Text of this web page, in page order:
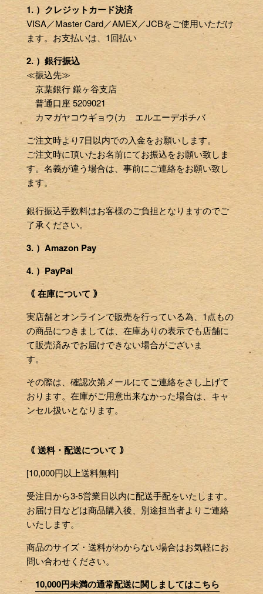
1. ）クレジットカード決済
VISA／Master Card／AMEX／JCBをご使用いただけ
ます。お支払いは、1回払い
2. ）銀行振込
≪振込先≫
京葉銀行 鎌ヶ谷支店
普通口座 5209021
カマガヤコウギョウ(カ エルエーデポチバ
ご注文時より7日以内での入金をお願いします。
ご注文時に頂いたお名前にてお振込をお願い致しま
す。名義が違う場合は、事前にご連絡をお願い致し
ます。
銀行振込手数料はお客様のご負担となりますのでご
了承ください。
3. ）Amazon Pay
4. ）PayPal
｟ 在庫について ｠
実店舗とオンラインで販売を行っている為、1点もの
の商品につきましては、在庫ありの表示でも店舗に
て販売済みでお届けできない場合がございま
す。
その際は、確認次第メールにてご連絡をさし上げて
おります。在庫がご用意出来なかった場合は、キャ
ンセル扱いとなります。
｟ 送料・配送について ｠
[10,000円以上送料無料]
受注日から3-5営業日以内に配送手配をいたします。
お届け日などは商品購入後、別途担当者よりご連絡
いたします。
商品のサイズ・送料がわからない場合はお気軽にお
問い合わせください。
10,000円未満の通常配送に関しましてはこちら